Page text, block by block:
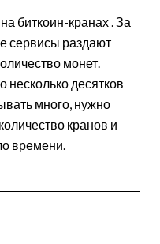
биткоин-кранах . За
сервисы раздают
монет.
десятков
много, нужно
кранов и
времени.